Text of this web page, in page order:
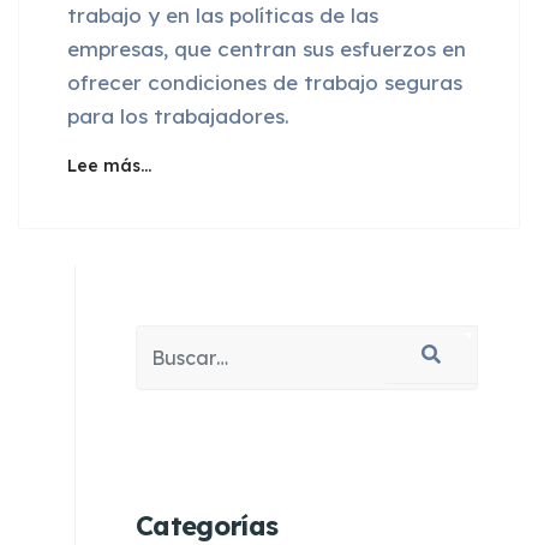
trabajo y en las políticas de las
empresas, que centran sus esfuerzos en
ofrecer condiciones de trabajo seguras
para los trabajadores.
Lee más…
Categorías